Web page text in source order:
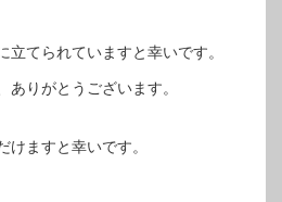
立てられていますと幸いです。
りがとうございます。
けますと幸いです。